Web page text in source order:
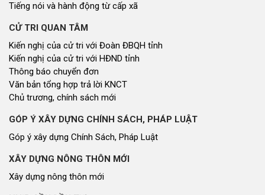
Tiếng nói và hành động từ cấp xã
CỬ TRI QUAN TÂM
Kiến nghị của cử tri với Đoàn ĐBQH tỉnh
Kiến nghị của cử tri với HĐND tỉnh
Thông báo chuyển đơn
Văn bản tổng hợp trả lời KNCT
Chủ trương, chính sách mới
GÓP Ý XÂY DỰNG CHÍNH SÁCH, PHÁP LUẬT
Góp ý xây dựng Chính Sách, Pháp Luật
XÂY DỰNG NÔNG THÔN MỚI
Xây dựng nông thôn mới